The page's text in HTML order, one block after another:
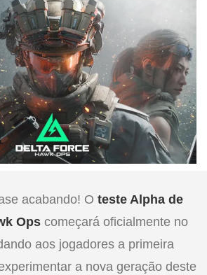
acabando! O teste Alpha de
Ops começará oficialmente no
aos jogadores a primeira
a nova geração deste